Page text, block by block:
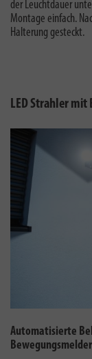
der Leuchtdauer
Montage einfach.
Halterung gesteckt.
LED Strahler
Automatisierte
Bewegungsmelder